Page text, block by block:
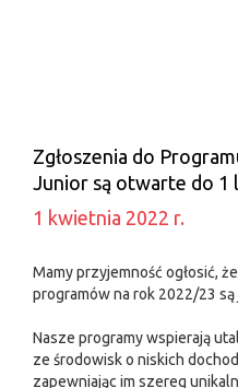
Zgłoszenia do
Junior są otwarte do 1
1 kwietnia 2022 r.
Mamy przyjemność ogłosić,
programów na rok 2022/23
Nasze programy wspierają
ze środowisk o niskich
zapewniając im szereg